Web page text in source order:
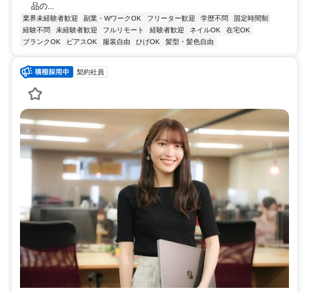
品の...
業界未経験者歓迎 副業・WワークOK フリーター歓迎 学歴不問
固定時間制
経験不問
未経験者歓迎 フルリモート 経験者歓迎 ネイルOK
在宅OK
ブランクOK
ピアスOK 服装自由 ひげOK 髪型・髪色自由
契約社員